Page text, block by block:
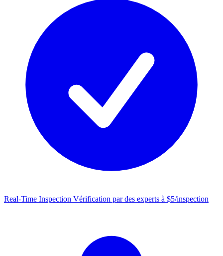
Real-Time Inspection Vérification par des experts à $5/inspection